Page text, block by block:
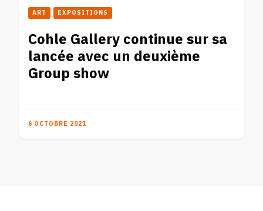
ART EXPOSITIONS
Cohle Gallery continue sur sa
lancée avec un deuxième
Group show
6 OCTOBRE 2021